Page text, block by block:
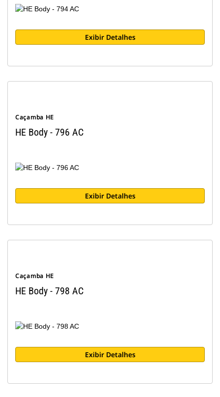
Exibir Detalhes
Caçamba HE
HE Body - 796 AC
Exibir Detalhes
Caçamba HE
HE Body - 798 AC
Exibir Detalhes